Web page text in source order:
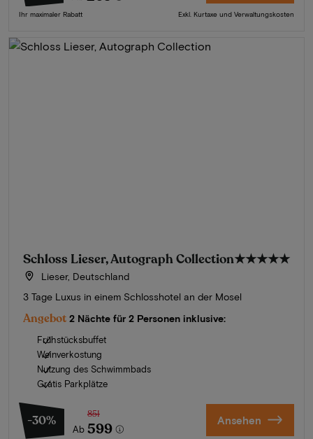
Ihr maximaler Rabatt Exkl. Kurtaxe und Verwaltungskosten
Schloss Lieser, Autograph Collection★★★★★
Lieser, Deutschland
3 Tage Luxus in einem Schlosshotel an der Mosel
Angebot 2 Nächte für 2 Personen inklusive:
Frühstücksbuffet
Weinverkostung
Nutzung des Schwimmbads
Gratis Parkplätze
-30%
Ab
851
599 Ansehen